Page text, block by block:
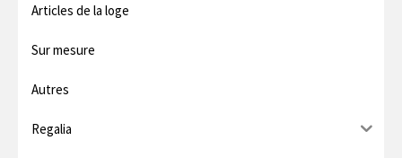
Articles de la loge
Sur mesure
Autres
Regalia